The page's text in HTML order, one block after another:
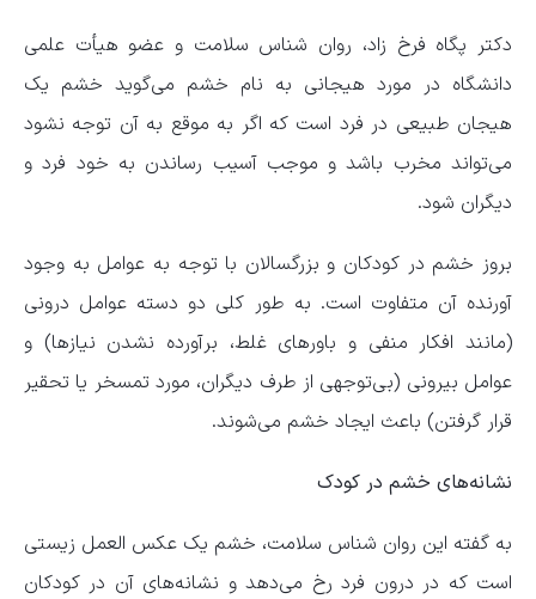
دکتر پگاه فرخ زاد، روان شناس سلامت و عضو هیأت علمی
دانشگاه در مورد هیجانی به نام خشم می‌گوید خشم یک
هیجان طبیعی در فرد است که اگر به موقع به آن توجه نشود
می‌تواند مخرب باشد و موجب آسیب رساندن به خود فرد و
دیگران شود.
بروز خشم در کودکان و بزرگسالان با توجه به عوامل به وجود
آورنده آن متفاوت است. به طور کلی دو دسته عوامل درونی
(مانند افکار منفی و باور‌های غلط، برآورده نشدن نیازها) و
عوامل بیرونی (بی‌توجهی از طرف دیگران، مورد تمسخر یا تحقیر
قرار گرفتن) باعث ایجاد خشم می‌شوند.
نشانه‌های خشم در کودک
به گفته این روان شناس سلامت، خشم یک عکس العمل زیستی
است که در درون فرد رخ می‌دهد و نشانه‌های آن در کودکان